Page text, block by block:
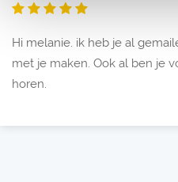
Hi melanie. ik heb je al
met je maken. Ook al ben je
horen.